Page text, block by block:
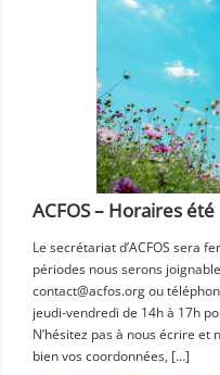
ACFOS – Horaires été
Le secrétariat d’ACFOS sera
périodes nous serons
contact@acfos.org ou
jeudi-vendredi de 14h à 17h
N’hésitez pas à nous écrire
bien vos coordonnées, […]